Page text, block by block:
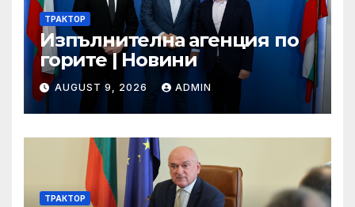
ТРАКТОР
Изпълнителна агенция по
горите | Новини
AUGUST 9, 2026 ADMIN
ТРАКТОР